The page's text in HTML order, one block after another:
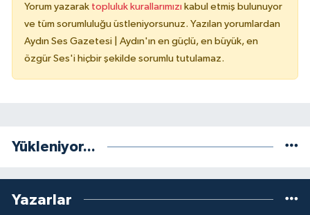
Yorum yazarak topluluk kurallarımızı kabul etmiş bulunuyor
ve tüm sorumluluğu üstleniyorsunuz. Yazılan yorumlardan
Aydın Ses Gazetesi | Aydın'ın en güçlü, en büyük, en
özgür Ses'i hiçbir şekilde sorumlu tutulamaz.
Yükleniyor...
Yazarlar